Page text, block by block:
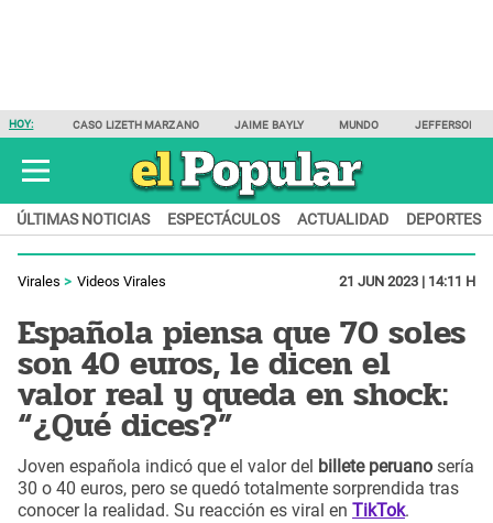
HOY: CASO LIZETH MARZANO JAIME BAYLY MUNDO JEFFERSON
ÚLTIMAS NOTICIAS ESPECTÁCULOS ACTUALIDAD DEPORTES
Virales Videos Virales 21 JUN 2023 | 14:11 H
Española piensa que 70 soles
son 40 euros, le dicen el
valor real y queda en shock:
“¿Qué dices?”
Joven española indicó que el valor del billete peruano sería
30 o 40 euros, pero se quedó totalmente sorprendida tras
conocer la realidad. Su reacción es viral en TikTok.